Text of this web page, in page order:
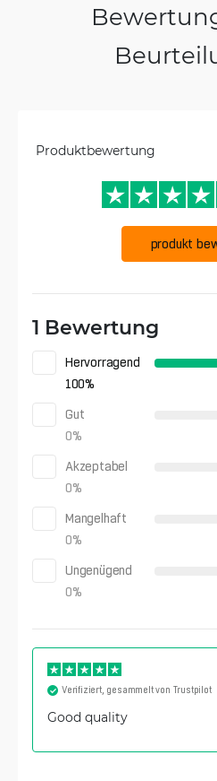
Produktbewertung
produkt
1 Bewertung
Hervorragend
100%
Gut
0%
Akzeptabel
0%
Mangelhaft
0%
Ungenügend
0%
Verifiziert, gesammelt von Trustpilot
Good quality